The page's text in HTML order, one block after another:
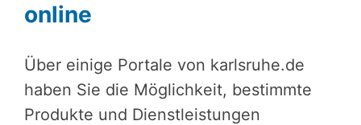
online
Über einige Portale von karlsruhe.de
haben Sie die Möglichkeit, bestimmte
Produkte und Dienstleistungen